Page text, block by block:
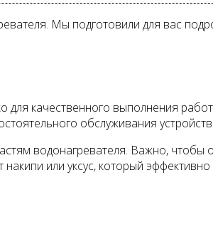
Мы подготовили для вас
для качественного выполнения
обслуживания
водонагревателя. Важно, чтобы
или уксус, который эффективно